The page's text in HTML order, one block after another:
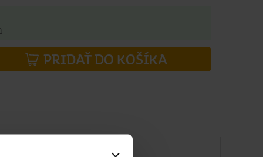
PRIDAŤ DO KOŠÍKA
Zloženie